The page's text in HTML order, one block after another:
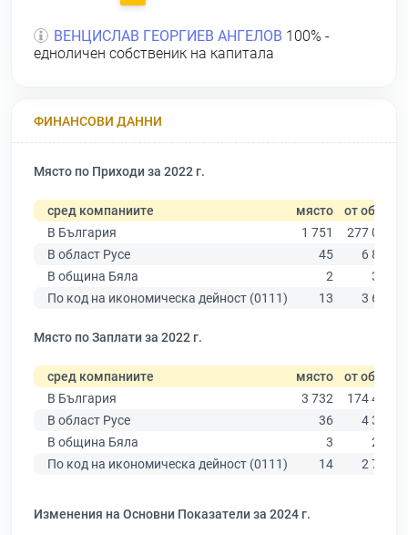
ВЕНЦИСЛАВ ГЕОРГИЕВ АНГЕЛОВ 100% -
едноличен собственик на капитала
ФИНАНСОВИ ДАННИ
Място по Приходи за 2022 г.
сред компаниите място от общо
В България
1 751
277 019
В област Русе
45
6 851
В община Бяла
2
398
По код на икономическа дейност (0111)
13 3 640
Място по Заплати за 2022 г.
сред компаниите място от общо
В България
3 732
174 403
В област Русе
36
4 390
В община Бяла
3
211
По код на икономическа дейност (0111)
14 2 706
Изменения на Основни Показатели за 2024 г.